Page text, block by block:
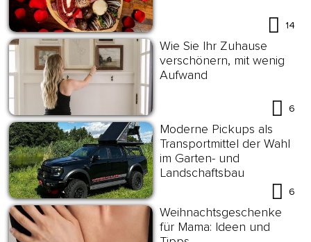
14
Wie Sie Ihr Zuhause
verschönern, mit wenig
Aufwand
6
Moderne Pickups als
Transportmittel der Wahl
im Garten- und
Landschaftsbau
6
Weihnachtsgeschenke
für Mama: Ideen und